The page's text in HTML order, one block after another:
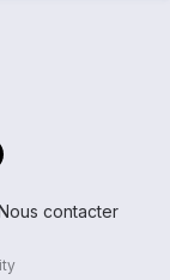
contacter